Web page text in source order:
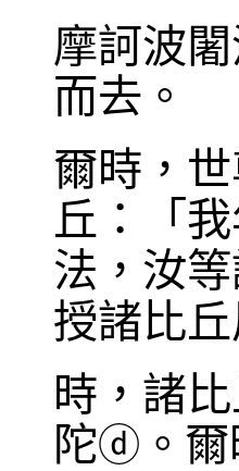
摩訶波
而去。
爾時，
丘：「
法，汝
授諸比丘
時，諸
陀ⓓ 。